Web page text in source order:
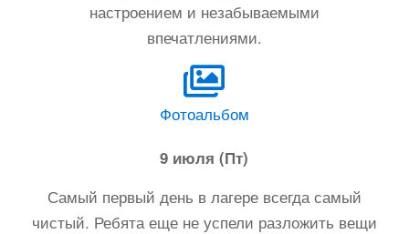
настроением и незабываемыми
впечатлениями.
Фотоальбом
9 июля (Пт)
Самый первый день в лагере всегда самый
чистый. Ребята еще не успели разложить вещи